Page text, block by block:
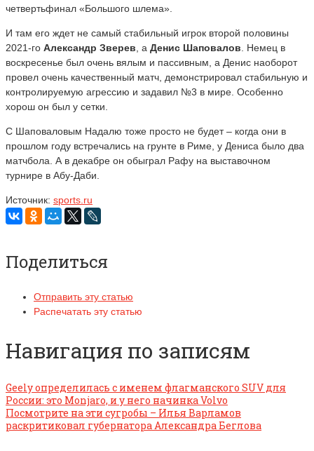
четвертьфинал «Большого шлема».
И там его ждет не самый стабильный игрок второй половины
2021-го Александр Зверев , а Денис Шаповалов . Немец в
воскресенье был очень вялым и пассивным, а Денис наоборот
провел очень качественный матч, демонстрировал стабильную и
контролируемую агрессию и задавил №3 в мире. Особенно
хорош он был у сетки.
С Шаповаловым Надалю тоже просто не будет – когда они в
прошлом году встречались на грунте в Риме, у Дениса было два
матчбола. А в декабре он обыграл Рафу на выставочном
турнире в Абу-Даби.
Источник: sports.ru
Поделиться
Отправить эту статью
Распечатать эту статью
Навигация по записям
Geely определилась с именем флагманского SUV для
России: это Monjaro, и у него начинка Volvo
Посмотрите на эти сугробы – Илья Варламов
раскритиковал губернатора Александра Беглова